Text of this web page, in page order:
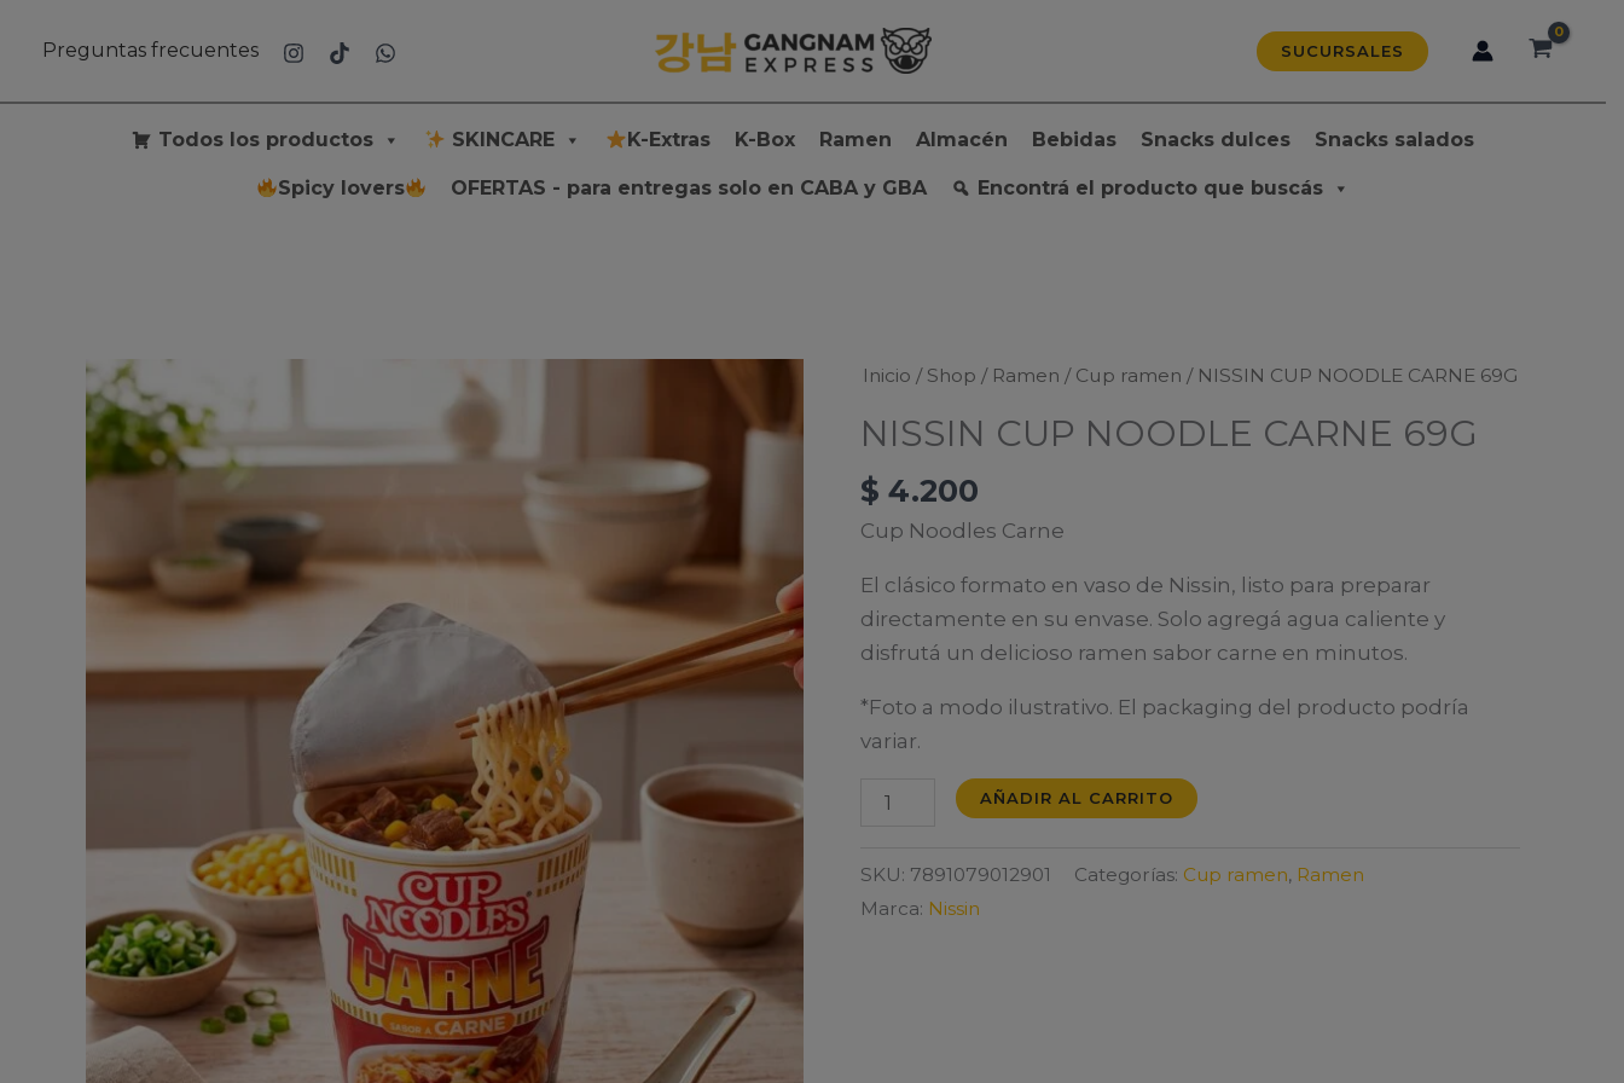
Preguntas frecuentes SUCURSALES
Todos los productos SKINCARE K-Extras K-Box Ramen Almacén Bebidas Snacks dulces Snacks salados
Spicy lovers OFERTAS - para entregas solo en CABA y GBA Encontrá el producto que buscás
Inicio / Shop / Ramen / Cup ramen / NISSIN CUP NOODLE CARNE 69G
NISSIN CUP NOODLE CARNE 69G
$ 4.200
Cup Noodles Carne
El clásico formato en vaso de Nissin, listo para preparar
directamente en su envase. Solo agregá agua caliente y
disfrutá un delicioso ramen sabor carne en minutos.
*Foto a modo ilustrativo. El packaging del producto podría
variar.
NISSIN
AÑADIR AL CARRITO
SKU: 7891079012901 Categorías: Cup ramen, Ramen
Marca: Nissin